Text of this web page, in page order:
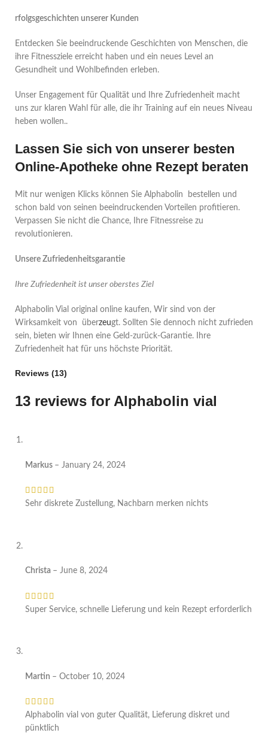
rfolgsgeschichten unserer Kunden
Entdecken Sie beeindruckende Geschichten von Menschen, die
ihre Fitnessziele erreicht haben und ein neues Level an
Gesundheit und Wohlbefinden erleben.
Unser Engagement für Qualität und Ihre Zufriedenheit macht
uns zur klaren Wahl für alle, die ihr Training auf ein neues Niveau
heben wollen..
Lassen Sie sich von unserer besten
Online-Apotheke ohne Rezept beraten
Mit nur wenigen Klicks können Sie Alphabolin bestellen und
schon bald von seinen beeindruckenden Vorteilen profitieren.
Verpassen Sie nicht die Chance, Ihre Fitnessreise zu
revolutionieren.
Unsere Zufriedenheitsgarantie
Ihre Zufriedenheit ist unser oberstes Ziel
Alphabolin Vial original online kaufen, Wir sind von der
Wirksamkeit von überzeugt. Sollten Sie dennoch nicht zufrieden
sein, bieten wir Ihnen eine Geld-zurück-Garantie. Ihre
Zufriedenheit hat für uns höchste Priorität.
Reviews (13)
13 reviews for Alphabolin vial
Markus – January 24, 2024
Sehr diskrete Zustellung, Nachbarn merken nichts
Christa – June 8, 2024
Super Service, schnelle Lieferung und kein Rezept erforderlich
Martin – October 10, 2024
Alphabolin vial von guter Qualität, Lieferung diskret und
pünktlich